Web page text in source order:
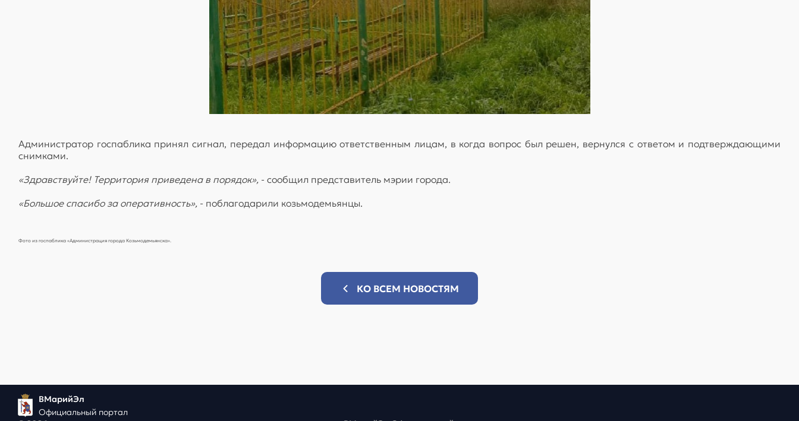
Администратор гоcпаблика принял сигнал, передал информацию ответственным лицам, в когда вопрос был решен, вернулся с ответом и подтверждающими
снимками.
«Здравствуйте! Территория приведена в порядок», - сообщил представитель мэрии города.
«Большое спасибо за оперативность», - поблагодарили козьмодемьянцы.
Фото из госпаблика «Администрация города Козьмодемьянска».
КО ВСЕМ НОВОСТЯМ
ВМарийЭл
Официальный портал